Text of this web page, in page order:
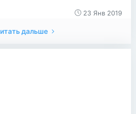
23 Янв 2019
дальше